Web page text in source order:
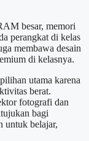
besar, memori
perangkat di kelas
membawa desain
di kelasnya.
utama karena
berat.
fotografi dan
bagi
untuk belajar,